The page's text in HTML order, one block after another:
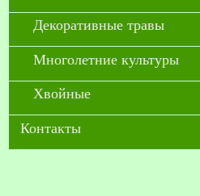
Декоративные травы
Многолетние культуры
Хвойные
Контакты